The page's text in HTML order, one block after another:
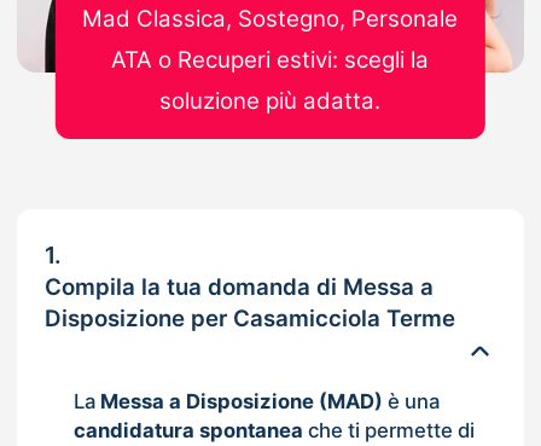
1.
Compila la tua domanda di Messa a
Disposizione per Casamicciola Terme
La Messa a Disposizione (MAD) è una
candidatura spontanea che ti permette di
Mad Classica, Sostegno, Personale
ATA o Recuperi estivi: scegli la
soluzione più adatta.